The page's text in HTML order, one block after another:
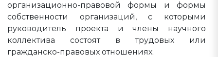
организационно-правовой формы и формы
собственности организаций, с которыми
руководитель проекта и члены научного
коллектива состоят в трудовых или
гражданско-правовых отношениях.